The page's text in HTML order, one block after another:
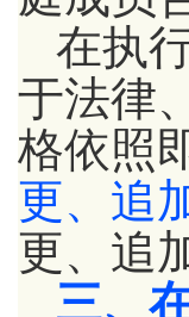
在执
于法律
格依照
更、追
更、追
三、